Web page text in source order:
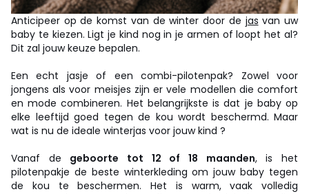
Anticipeer op de komst van de winter door de jas van uw
baby te kiezen. Ligt je kind nog in je armen of loopt het al?
Dit zal jouw keuze bepalen.
Een echt jasje of een combi-pilotenpak? Zowel voor
jongens als voor meisjes zijn er vele modellen die comfort
en mode combineren. Het belangrijkste is dat je baby op
elke leeftijd goed tegen de kou wordt beschermd. Maar
wat is nu de ideale winterjas voor jouw kind ?
Vanaf de geboorte tot 12 of 18 maanden, is het
pilotenpakje de beste winterkleding om jouw baby tegen
de kou te beschermen. Het is warm, vaak volledig